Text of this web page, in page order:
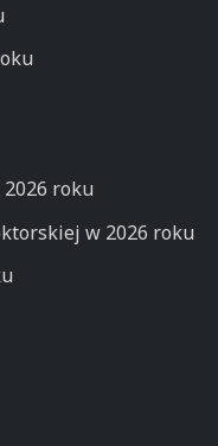
roku
w 2026 roku